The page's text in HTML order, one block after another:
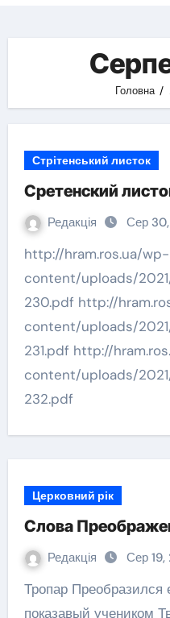
Головна
Стрітенський листок
Сретенский
Редакція Сер
http://hram.ros.ua/wp-
content/uploads/2021/
230.pdf http://
content/uploads/2021/
231.pdf http://
content/uploads/2021/
232.pdf
Церковний рік
Слова
Редакція Сер 19,
Тропар Преобразился еси на горе, Христе Боже,
показавый учеником